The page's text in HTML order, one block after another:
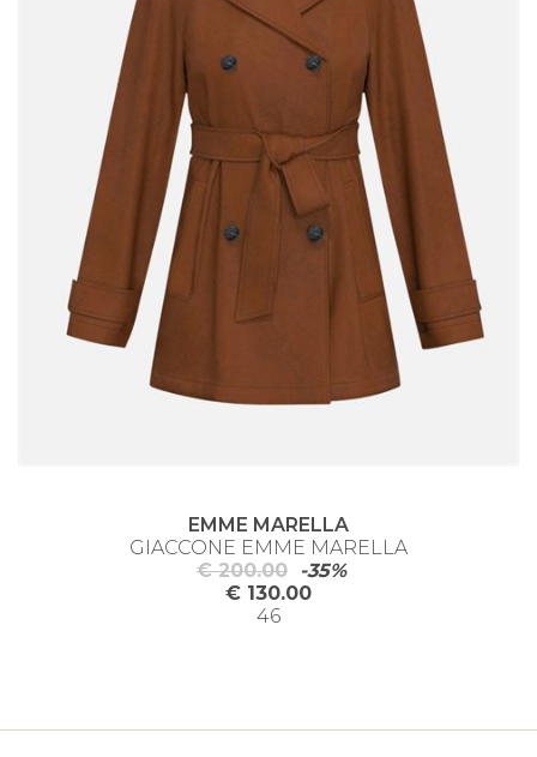
EMME MARELLA
GIACCONE EMME MARELLA
€ 200.00
-35%
€ 130.00
46